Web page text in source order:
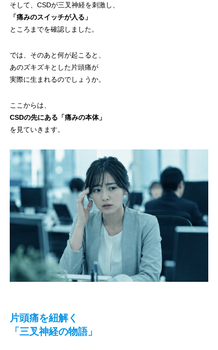
そして、CSDが三叉神経を刺激し、
「痛みのスイッチが入る」
ところまでを確認しました。
では、そのあと何が起こると、
あのズキズキとした片頭痛が
実際に生まれるのでしょうか。
ここからは、
CSDの先にある「痛みの本体」
を見ていきます。
片頭痛を紐解く
「三叉神経の物語」